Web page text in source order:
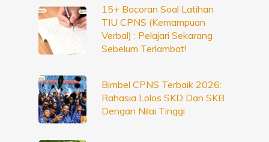
15+ Bocoran Soal Latihan
TIU CPNS (Kemampuan
Verbal) : Pelajari Sekarang
Sebelum Terlambat!
Bimbel CPNS Terbaik 2026:
Rahasia Lolos SKD Dan SKB
Dengan Nilai Tinggi